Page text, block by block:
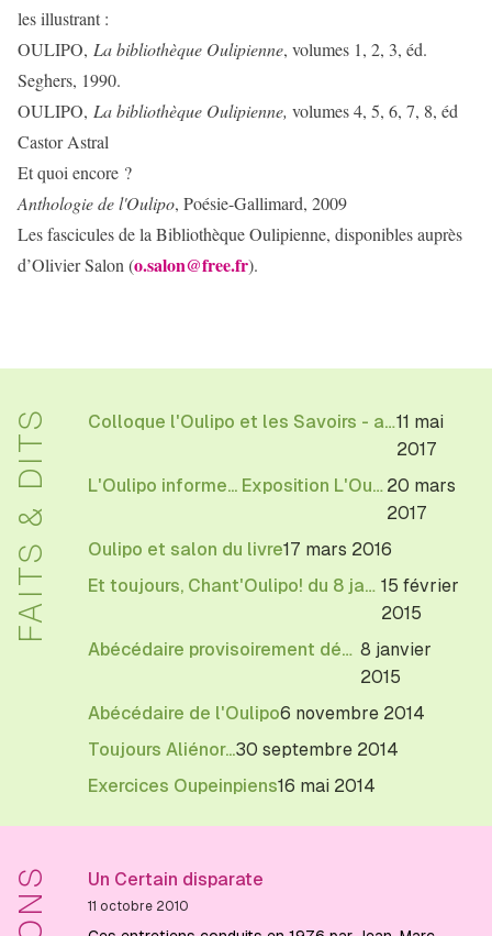
les illustrant :
OULIPO, La bibliothèque Oulipienne, volumes 1, 2, 3, éd.
Seghers, 1990.
OULIPO, La bibliothèque Oulipienne, volumes 4, 5, 6, 7, 8, éd
Castor Astral
Et quoi encore ?
Anthologie de l'Oulipo, Poésie-Gallimard, 2009
Les fascicules de la Bibliothèque Oulipienne, disponibles auprès
d’Olivier Salon (o.salon@free.fr).
FAITS & DITS Colloque l'Oulipo et les Savoirs - avec Ian Monk11 mai
2017
L'Oulipo informe... Exposition L'Oulipo et les savoirs 20 mars
2017
Oulipo et salon du livre17 mars 2016
Et toujours, Chant'Oulipo! du 8 janvier au 15 février 15 février
2015
Abécédaire provisoirement définitif 8 janvier
2015
Abécédaire de l'Oulipo6 novembre 2014
Toujours Aliénor...30 septembre 2014
Exercices Oupeinpiens16 mai 2014
Un Certain disparate
11 octobre 2010